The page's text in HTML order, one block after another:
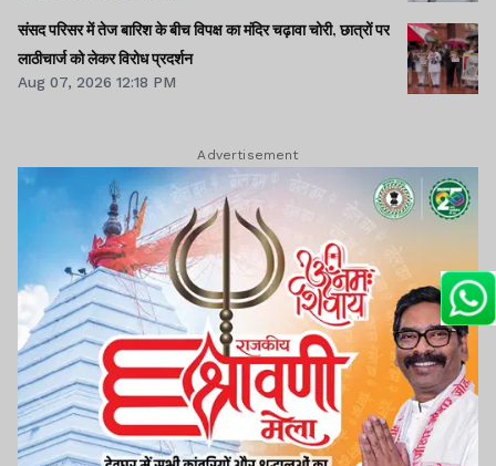
संसद परिसर में तेज बारिश के बीच विपक्ष का मंदिर चढ़ावा चोरी, छात्रों पर
लाठीचार्ज को लेकर विरोध प्रदर्शन
Aug 07, 2026 12:18 PM
Advertisement